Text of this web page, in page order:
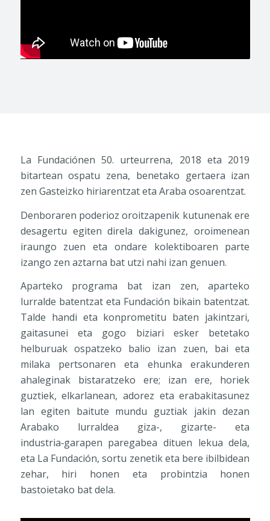
La Fundaciónen 50. urteurrena, 2018 eta 2019
bitartean ospatu zena, benetako gertaera izan
zen Gasteizko hiriarentzat eta Araba osoarentzat.
Denboraren poderioz oroitzapenik kutunenak ere
desagertu egiten direla dakigunez, oroimenean
iraungo zuen eta ondare kolektiboaren parte
izango zen aztarna bat utzi nahi izan genuen.
Aparteko programa bat izan zen, aparteko
lurralde batentzat eta Fundación bikain batentzat.
Talde handi eta konprometitu baten jakintzari,
gaitasunei eta gogo biziari esker betetako
helburuak ospatzeko balio izan zuen, bai eta
milaka pertsonaren eta ehunka erakunderen
ahaleginak bistaratzeko ere; izan ere, horiek
guztiek, elkarlanean, adorez eta erabakitasunez
lan egiten baitute mundu guztiak jakin dezan
Arabako lurraldea giza-, gizarte- eta
industria‑garapen paregabea dituen lekua dela,
eta La Fundación, sortu zenetik eta bere ibilbidean
zehar, hiri honen eta probintzia honen
bastoietako bat dela.